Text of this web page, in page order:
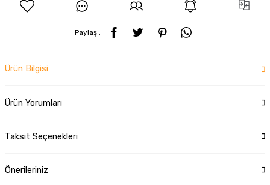
Paylaş :
Ürün Bilgisi
Ürün Yorumları
Taksit Seçenekleri
Önerileriniz